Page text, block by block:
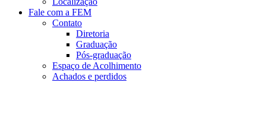
Fale com a FEM
Contato
Diretoria
Graduação
Pós-graduação
Espaço de Acolhimento
Achados e perdidos